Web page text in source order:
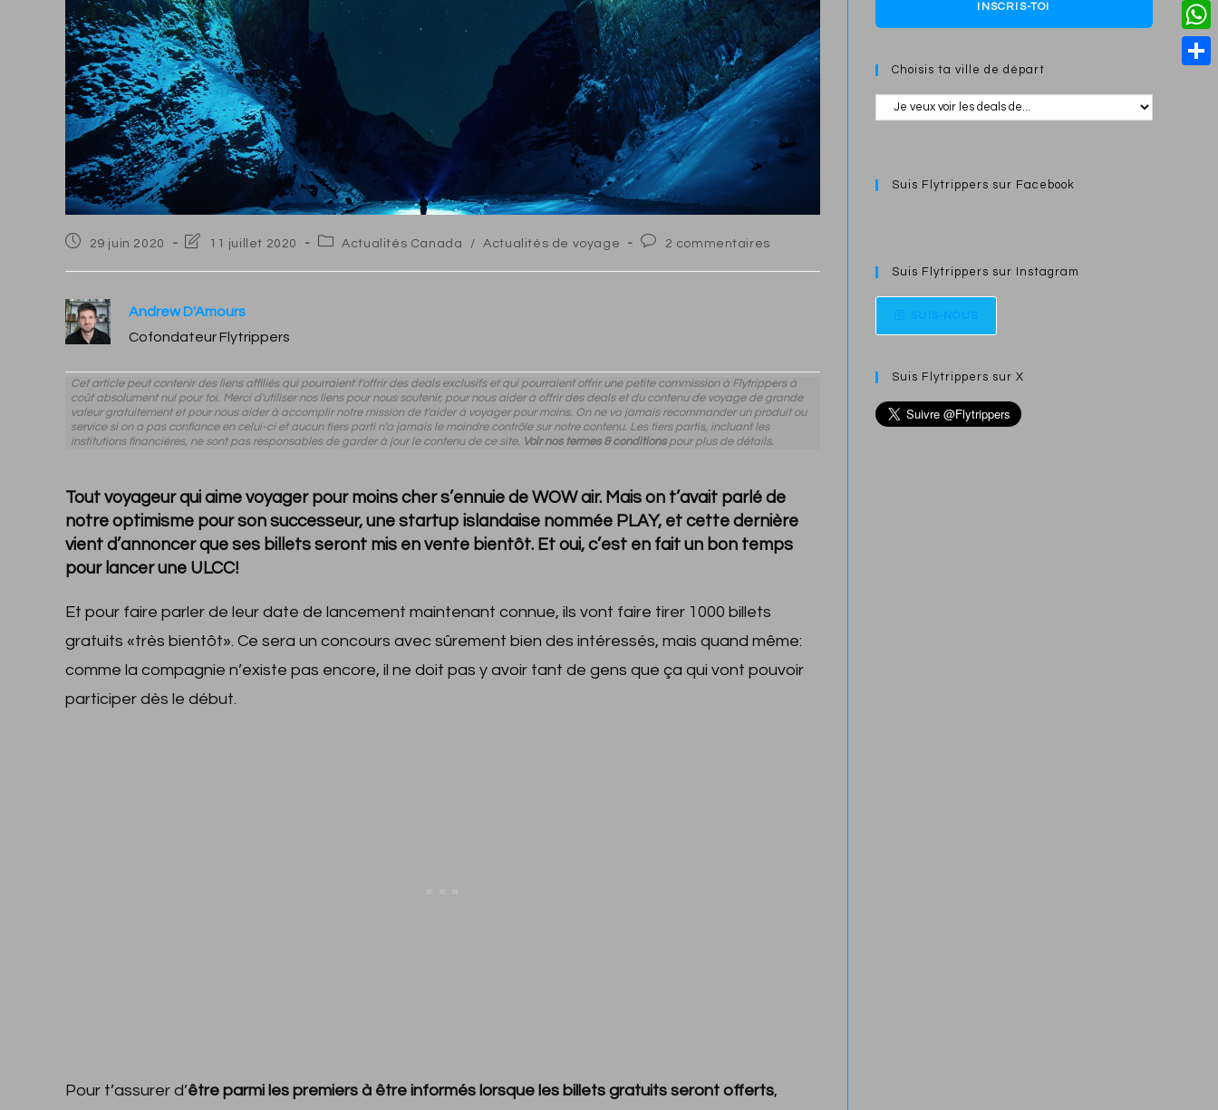
Post29 juin 2020
Post
modified:
11 juillet 2020
PostActualités Canada / Actualités de voyage
Post2 commentaires
Andrew D'Amours
Cofondateur Flytrippers
Cet article peut contenir des liens affiliés qui pourraient t'offrir des deals exclusifs et qui pourraient offrir une petite commission à Flytrippers à
coût absolument nul pour toi. Merci d'utiliser nos liens pour nous soutenir, pour nous aider à offrir des deals et du contenu de voyage de grande
valeur gratuitement et pour nous aider à accomplir notre mission de t'aider à voyager pour moins. On ne va jamais recommander un produit ou
service si on a pas confiance en celui-ci et aucun tiers parti n'a jamais le moindre contrôle sur notre contenu. Les tiers partis, incluant les
institutions financières, ne sont pas responsables de garder à jour le contenu de ce site. Voir nos termes & conditionspour plus de détails.
Tout voyageur qui aime voyager pour moins cher s’ennuie de WOW air. Mais on t’avait parlé de
notre optimisme pour son successeur, une startup islandaise nommée PLAY, et cette dernière
vient d’annoncer que ses billets seront mis en vente bientôt. Et oui, c’est en fait un bon temps
pour lancer une ULCC!
Et pour faire parler de leur date de lancement maintenant connue, ils vont faire tirer 1000 billets
gratuits «très bientôt». Ce sera un concours avec sûrement bien des intéressés, mais quand même:
comme la compagnie n’existe pas encore, il ne doit pas y avoir tant de gens que ça qui vont pouvoir
participer dès le début.
Pour t’assurer d’être parmi les premiers à être informés lorsque les billets gratuits seront offerts,
INSCRIS-TOI
Choisis ta ville de départ
Suis Flytrippers sur Facebook
Suis Flytrippers sur Instagram
Suis Flytrippers sur X
k
n
g
e
L
i
n
X
W